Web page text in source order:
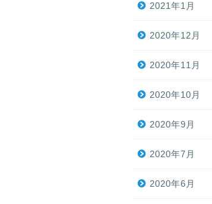
2021年1月
2020年12月
2020年11月
2020年10月
2020年9月
2020年7月
2020年6月